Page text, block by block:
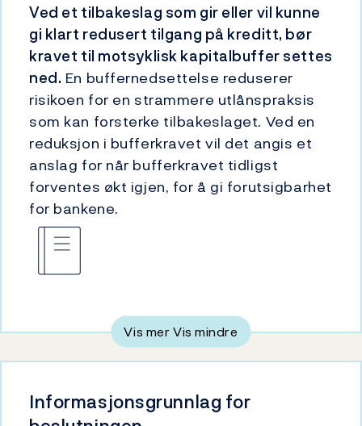
Ved et tilbakeslag som gir eller vil kunne
gi klart redusert tilgang på kreditt, bør
kravet til motsyklisk kapitalbuffer settes
ned. En buffernedsettelse reduserer
risikoen for en strammere utlånspraksis
som kan forsterke tilbakeslaget. Ved en
reduksjon i bufferkravet vil det angis et
anslag for når bufferkravet tidligst
forventes økt igjen, for å gi forutsigbarhet
for bankene.
Vis merVis mindre
Informasjonsgrunnlag for